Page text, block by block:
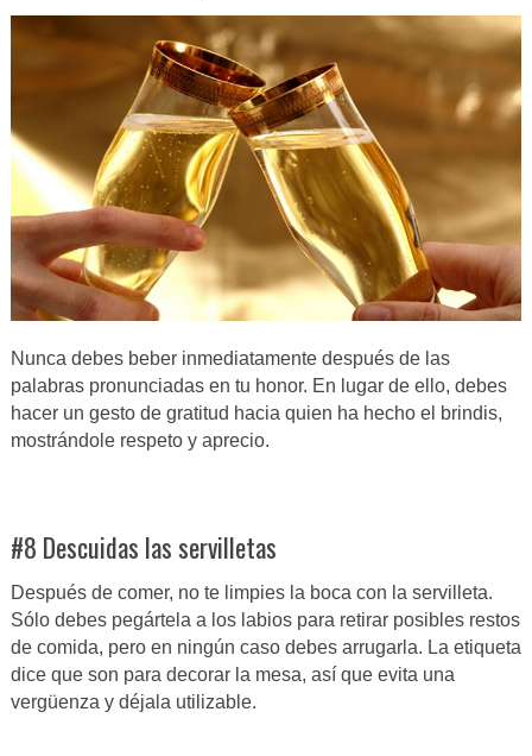
Nunca debes beber inmediatamente después de las
palabras pronunciadas en tu honor. En lugar de ello, debes
hacer un gesto de gratitud hacia quien ha hecho el brindis,
mostrándole respeto y aprecio.
#8 Descuidas las servilletas
Después de comer, no te limpies la boca con la servilleta.
Sólo debes pegártela a los labios para retirar posibles restos
de comida, pero en ningún caso debes arrugarla. La etiqueta
dice que son para decorar la mesa, así que evita una
vergüenza y déjala utilizable.